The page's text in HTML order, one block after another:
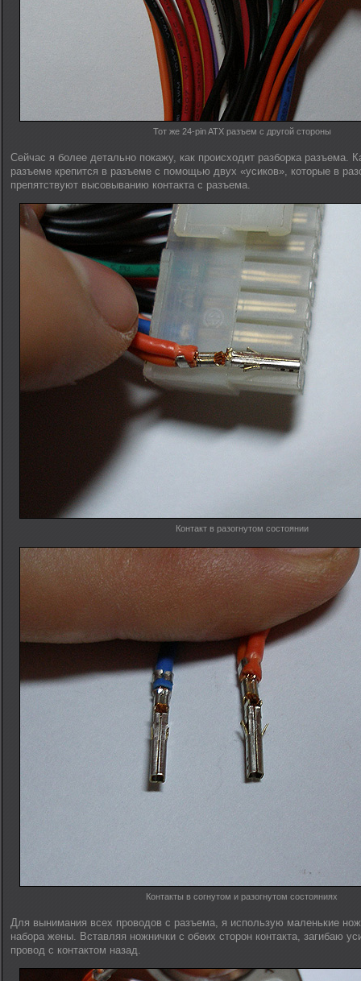
Тот же 24-pin ATX разъем с другой стороны
Сейчас я более детально покажу, как происходит разборка разъема.
разъеме крепится в разъеме с помощью двух «усиков», которые в
препятствуют высовыванию контакта с разъема.
Контакт в разогнутом состоянии
Контакты в согнутом и разогнутом состояниях
Для вынимания всех проводов с разъема, я использую маленькие
набора жены. Вставляя ножнички с обеих сторон контакта, загибаю
провод с контактом назад.